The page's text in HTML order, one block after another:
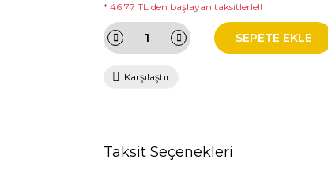
* 46,77 TL den başlayan taksitlerle!!
SEPETE EKLE
Karşılaştır
Taksit Seçenekleri